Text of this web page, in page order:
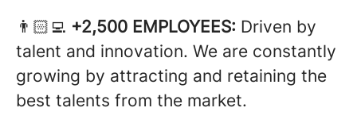
👨🏻‍💻 +2,500 EMPLOYEES: Driven by
talent and innovation. We are constantly
growing by attracting and retaining the
best talents from the market.